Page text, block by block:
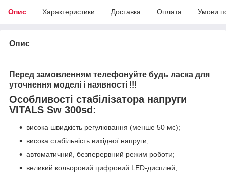
Опис Характеристики Доставка Оплата Умови
Опис
Перед замовленням телефонуйте будь ласка для
уточнення моделі і наявності !!!
Особливості стабілізатора напруги
VITALS Sw 300sd:
висока швидкість регулювання (менше 50 мс);
висока стабільність вихідної напруги;
автоматичний, безперервний режим роботи;
великий кольоровий цифровий LED-дисплей;